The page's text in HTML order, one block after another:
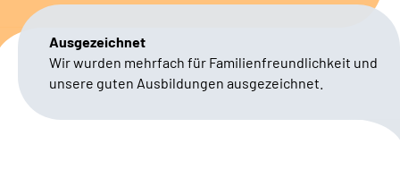
Karriere
Sozialdienste & Zuweisende
Ausgezeichnet
Wir wurden mehrfach für Familienfreundlichkeit und
unsere guten Ausbildungen ausgezeichnet.